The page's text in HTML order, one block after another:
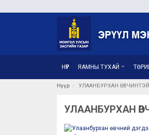
НҮҮР ЯАМНЫ ТУХАЙ
Нүүр УЛААНБУРХАН
УЛААНБУРХАН